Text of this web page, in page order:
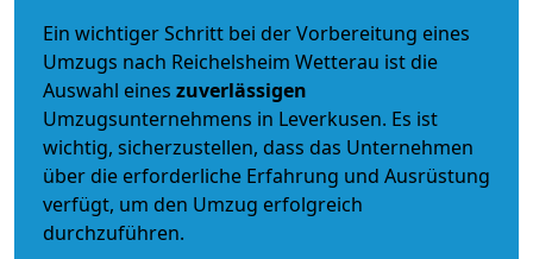
Ein wichtiger Schritt bei der Vorbereitung eines
Umzugs nach Reichelsheim Wetterau ist die
Auswahl eines zuverlässigen
Umzugsunternehmens in Leverkusen. Es ist
wichtig, sicherzustellen, dass das Unternehmen
über die erforderliche Erfahrung und Ausrüstung
verfügt, um den Umzug erfolgreich
durchzuführen.